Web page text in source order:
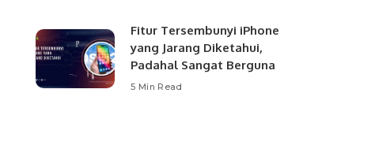
Fitur Tersembunyi iPhone
yang Jarang Diketahui,
Padahal Sangat Berguna
5 Min Read